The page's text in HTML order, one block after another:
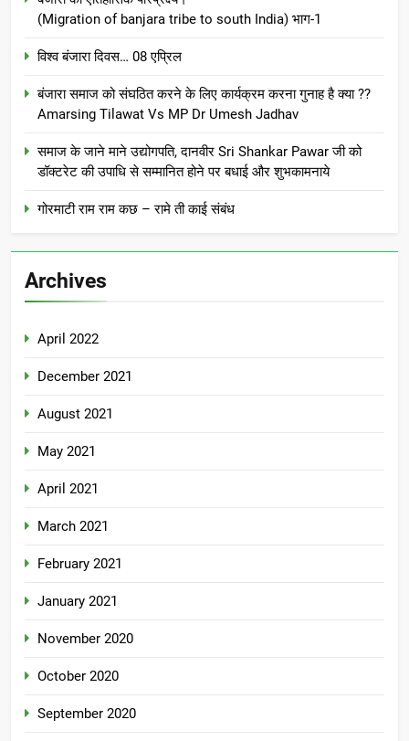
(Migration of banjara tribe to south India) भाग-1
विश्व बंजारा दिवस… 08 एप्रिल
बंजारा समाज को संघठित करने के लिए कार्यक्रम करना गुनाह है क्या ??
Amarsing Tilawat Vs MP Dr Umesh Jadhav
समाज के जाने माने उद्योगपति, दानवीर Sri Shankar Pawar जी को
डॉक्टरेट की उपाधि से सम्मानित होने पर बधाई और शुभकामनाये
गोरमाटी राम राम कछ – रामे ती काई संबंध
Archives
April 2022
December 2021
August 2021
May 2021
April 2021
March 2021
February 2021
January 2021
November 2020
October 2020
September 2020